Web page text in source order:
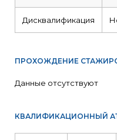
Дисквалификация
ПРОХОЖДЕНИЕ
Данные отсутствуют
КВАЛИФИКАЦИОННЫЙ